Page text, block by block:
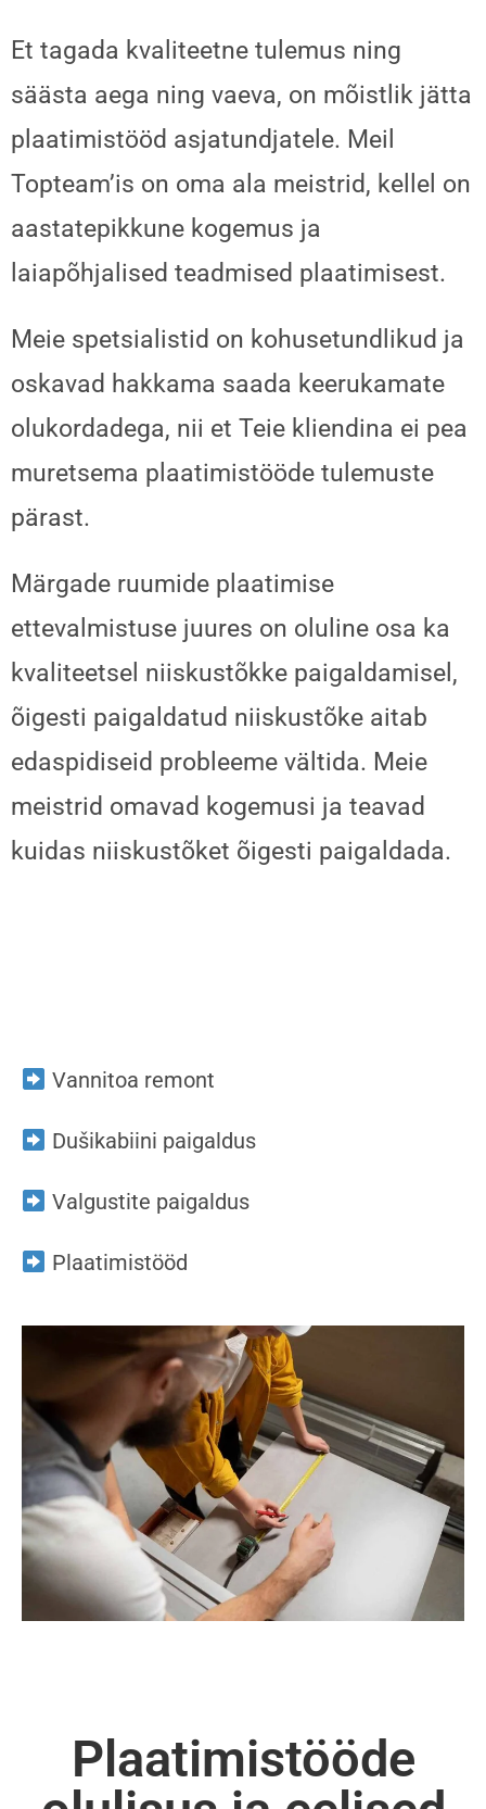
Et tagada kvaliteetne tulemus ning
säästa aega ning vaeva, on mõistlik jätta
plaatimistööd asjatundjatele. Meil
Topteam’is on oma ala meistrid, kellel on
aastatepikkune kogemus ja
laiapõhjalised teadmised plaatimisest.
Meie spetsialistid on kohusetundlikud ja
oskavad hakkama saada keerukamate
olukordadega, nii et Teie kliendina ei pea
muretsema plaatimistööde tulemuste
pärast.
Märgade ruumide plaatimise
ettevalmistuse juures on oluline osa ka
kvaliteetsel niiskustõkke paigaldamisel,
õigesti paigaldatud niiskustõke aitab
edaspidiseid probleeme vältida. Meie
meistrid omavad kogemusi ja teavad
kuidas niiskustõket õigesti paigaldada.
Vannitoa remont
Dušikabiini paigaldus
Valgustite paigaldus
Plaatimistööd
Plaatimistööde